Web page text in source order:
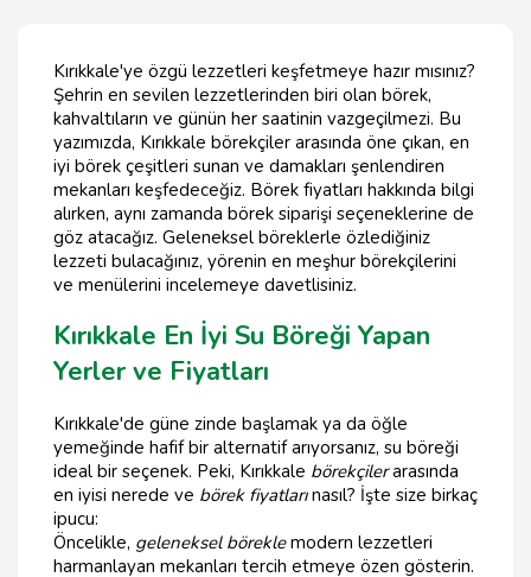
Kırıkkale'ye özgü lezzetleri keşfetmeye hazır mısınız?
Şehrin en sevilen lezzetlerinden biri olan börek,
kahvaltıların ve günün her saatinin vazgeçilmezi. Bu
yazımızda, Kırıkkale börekçiler arasında öne çıkan, en
iyi börek çeşitleri sunan ve damakları şenlendiren
mekanları keşfedeceğiz. Börek fiyatları hakkında bilgi
alırken, aynı zamanda börek siparişi seçeneklerine de
göz atacağız. Geleneksel böreklerle özlediğiniz
lezzeti bulacağınız, yörenin en meşhur börekçilerini
ve menülerini incelemeye davetlisiniz.
Kırıkkale En İyi Su Böreği Yapan
Yerler ve Fiyatları
Kırıkkale'de güne zinde başlamak ya da öğle
yemeğinde hafif bir alternatif arıyorsanız, su böreği
ideal bir seçenek. Peki, Kırıkkale börekçilerarasında
en iyisi nerede ve börek fiyatlarınasıl? İşte size birkaç
ipucu:
Öncelikle, geleneksel böreklemodern lezzetleri
harmanlayan mekanları tercih etmeye özen gösterin.